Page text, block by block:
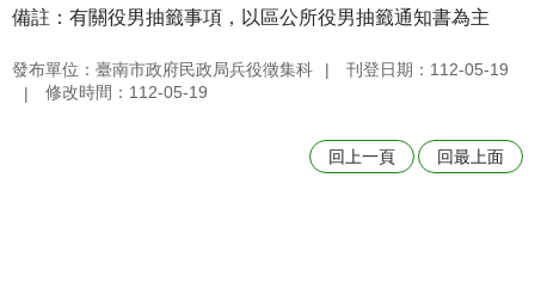
備註：有關役男抽籤事項，以區公所役男抽籤通知書為主
發布單位：臺南市政府民政局兵役徵集科
刊登日期：112-05-19
修改時間：112-05-19
回上一頁 回最上面